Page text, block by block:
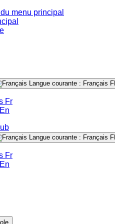
menu principal
Langue courante : Français
Fr
En
Langue courante : Français
Fr
En